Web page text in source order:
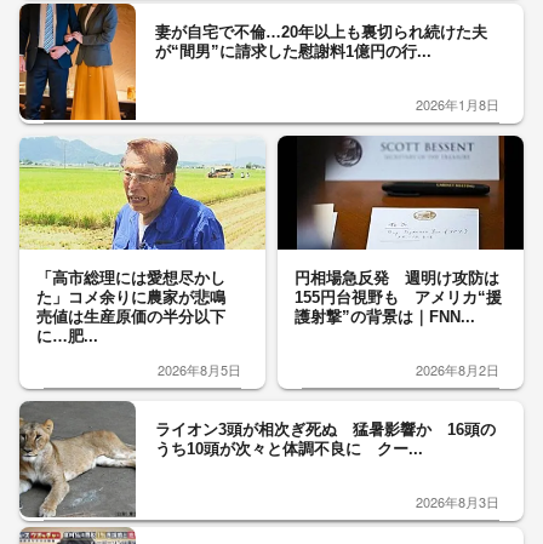
妻が自宅で不倫…20年以上も裏切られ続けた夫
が“間男”に請求した慰謝料1億円の行...
2026年1月8日
「高市総理には愛想尽かし
た」コメ余りに農家が悲鳴
売値は生産原価の半分以下
に…肥...
2026年8月5日
円相場急反発 週明け攻防は
155円台視野も アメリカ“援
護射撃”の背景は｜FNN...
2026年8月2日
ライオン3頭が相次ぎ死ぬ 猛暑影響か 16頭の
うち10頭が次々と体調不良に クー...
2026年8月3日